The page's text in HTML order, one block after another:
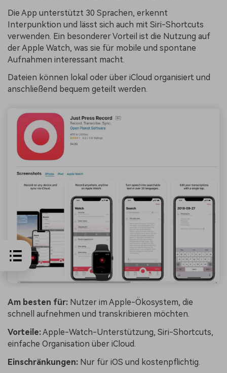
Die App unterstützt 30 Sprachen, erkennt
Interpunktion und lässt sich auch mit Siri-Shortcuts
verwenden. Ein besonderer Vorteil ist die Nutzung auf
der Apple Watch, was sie für mobile und spontane
Aufnahmen interessant macht.
Dateien können lokal oder über iCloud organisiert und
anschließend bequem geteilt werden.
Am besten für: Nutzer im Apple-Ökosystem, die
schnell aufnehmen und transkribieren möchten.
Vorteile:Apple-Watch-Unterstützung, Siri-Shortcuts,
einfache Organisation über iCloud.
Einschränkungen: Nur für iOS und kostenpflichtig.